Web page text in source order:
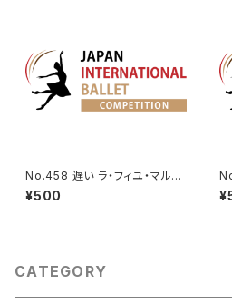
No.458 遅い ラ・フィユ・マル・
ガルデ第1幕よりリーズのVa.
¥500
CATEGORY